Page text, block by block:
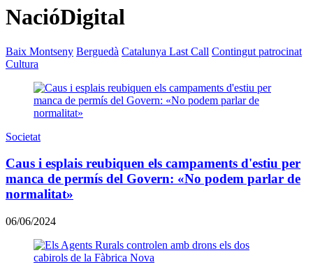
NacióDigital
Baix Montseny Berguedà Catalunya Last Call Contingut patrocinat
Cultura
Societat
Caus i esplais reubiquen els campaments d'estiu per
manca de permís del Govern: «No podem parlar de
normalitat»
06/06/2024